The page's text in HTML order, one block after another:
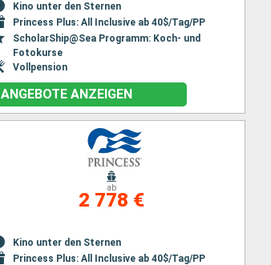
Kino unter den Sternen
Princess Plus: All Inclusive ab 40$/Tag/PP
ScholarShip@Sea Programm: Koch- und
Fotokurse
Vollpension
ANGEBOTE ANZEIGEN
ab
2 778 €
Kino unter den Sternen
Princess Plus: All Inclusive ab 40$/Tag/PP